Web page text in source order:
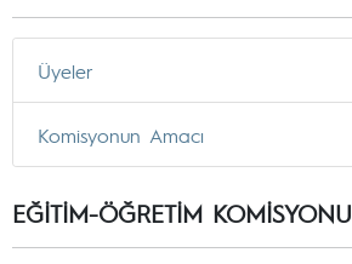
Üyeler
Komisyonun Amacı
EĞİTİM-ÖĞRETİM KOMİSYONU